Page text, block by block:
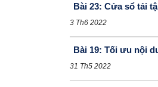
Bài 23: Cửa sổ tải
3 Th6 2022
Bài 19: Tối ưu nội
31 Th5 2022